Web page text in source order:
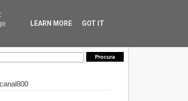
canal800
LEARN MORE GOT IT